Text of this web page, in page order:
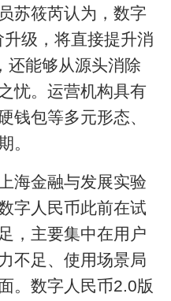
苏筱芮认为，数字
级，将直接提升消
还能够从源头消除
忧。运营机构具有
钱包等多元形态、
。
海金融与发展实验
字人民币此前在试
，主要集中在用户
不足、使用场景局
。数字人民币2.0版